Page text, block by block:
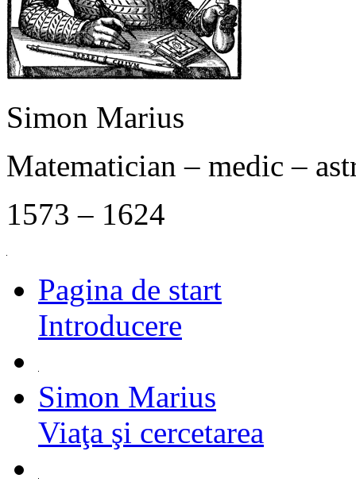
Simon Marius
Matematician – medic –
1573 – 1624
Pagina de start
Introducere
Simon Marius
Viaţa şi cercetarea